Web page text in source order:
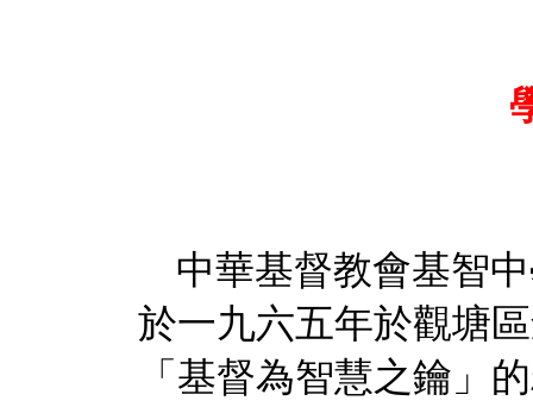
中華基督教會基智
於一九六五年於觀塘
「基督為智慧之鑰」